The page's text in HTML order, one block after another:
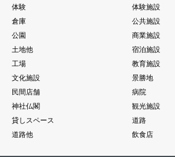
体験
体験施設
倉庫
公共施設
公園
商業施設
土地他
宿泊施設
工場
教育施設
文化施設
景勝地
民間店舗
病院
神社仏閣
観光施設
貸しスペース
道路
道路他
飲食店